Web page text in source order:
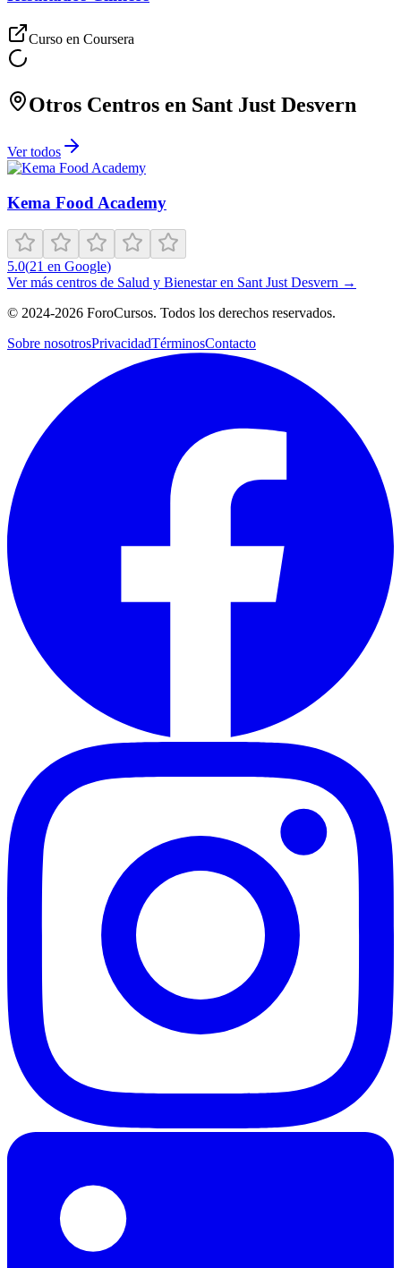
Curso en Coursera
Otros Centros en Sant Just Desvern
Ver todos
Kema Food Academy
5.0(21 en Google)
Ver más centros de Salud y Bienestaren Sant Just Desvern →
© 2024-2026 ForoCursos. Todos los derechos reservados.
Sobre nosotrosPrivacidadTérminosContacto